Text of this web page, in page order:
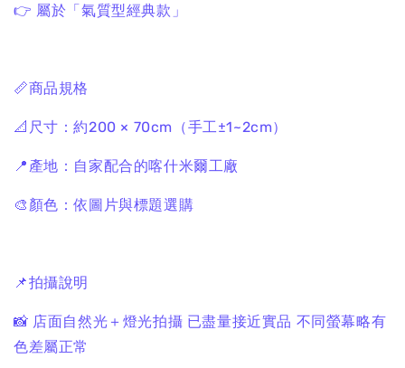
👉 屬於「氣質型經典款」
📏商品規格
📐尺寸：約200 × 70cm（手工±1~2cm）
📍產地：自家配合的喀什米爾工廠
🎨顏色：依圖片與標題選購
📌拍攝說明
📸 店面自然光＋燈光拍攝 已盡量接近實品 不同螢幕略有
色差屬正常